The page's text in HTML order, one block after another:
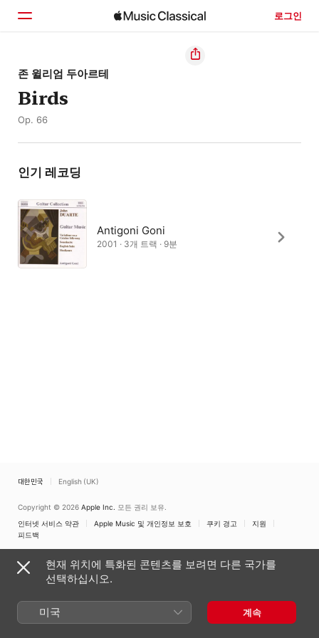
로그인
홈
둘러보기
존 윌리엄 두아르테
Birds
Op. 66
인기 레코딩
Antigoni Goni
2001 · 3개 트랙 · 9분
대한민국 English (UK)
Copyright © 2026 Apple Inc. 모든 권리 보유.
인터넷 서비스 약관
Apple Music 및 개인정보 보호 쿠키 경고
지원
피드백
현재 위치에 특화된 콘텐츠를 보려면 다른 국가를
선택하십시오.
미국 계속